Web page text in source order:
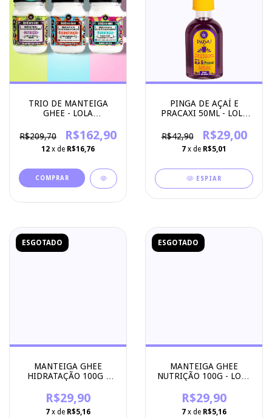
TRIO DE MANTEIGA
GHEE - LOLA
R$209,70
R$162,90
12 x de R$16,76
PINGA DE AÇAÍ E
PRACAXI 50ML - LOLA
R$42,90
R$29,00
7 x de R$5,01
ESPIAR
ESGOTADO
MANTEIGA GHEE
HIDRATAÇÃO 100G -
R$29,90
7 x de R$5,16
ESGOTADO
MANTEIGA GHEE
NUTRIÇÃO 100G - LOLA
R$29,90
7 x de R$5,16